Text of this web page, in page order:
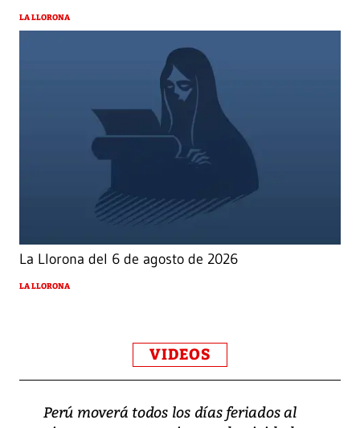
LA LLORONA
La Llorona del 6 de agosto de 2026
LA LLORONA
VIDEOS
Perú moverá todos los días feriados al